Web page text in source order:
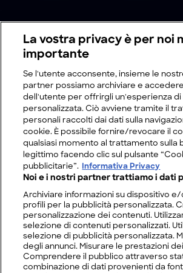
La vostra privacy è per noi
importante
Se l'utente acconsente, insieme le
partner possiamo archiviare e
dell'utente per offrirgli un'esperienza di
personalizzata. Ciò avviene tramite il
personali raccolti dai dati sulla
cookie. È possibile fornire/revocare il
qualsiasi momento al trattamento sulla
legittimo facendo clic sul pulsante
pubblicitarie”.
Informativa Privacy
Noi e i nostri partner trattiamo i dati
Archiviare informazioni su dispositivo
profili per la pubblicità personalizzata.
personalizzazione dei contenuti.
selezione di contenuti personalizzati.
selezione di pubblicità personalizzata.
degli annunci. Misurare le prestazioni
Comprendere il pubblico attraverso
combinazione di dati provenienti da